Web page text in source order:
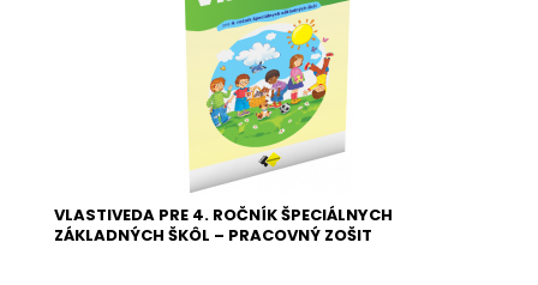
VLASTIVEDA PRE 4. ROČNÍK ŠPECIÁLNYCH
ZÁKLADNÝCH ŠKÔL – PRACOVNÝ ZOŠIT